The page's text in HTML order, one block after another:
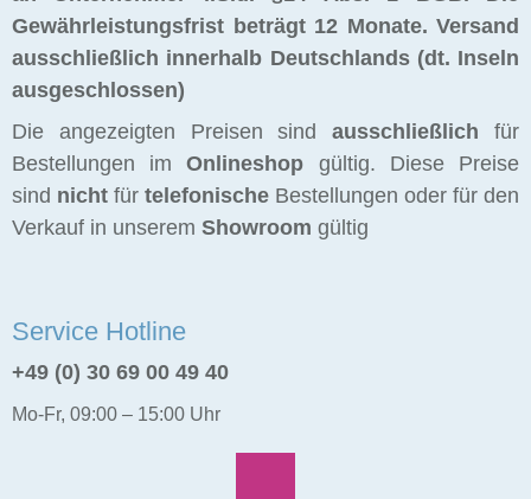
Gewährleistungsfrist beträgt 12 Monate. Versand
ausschließlich innerhalb Deutschlands (dt. Inseln
ausgeschlossen)
Die angezeigten Preisen sindausschließlich für
Bestellungen imOnlineshop gültig. Diese Preise
sind nicht für telefonische Bestellungen oder für den
Verkauf in unserem Showroom gültig
Service Hotline
+49 (0) 30 69 00 49 40
Mo-Fr, 09:00 – 15:00 Uhr